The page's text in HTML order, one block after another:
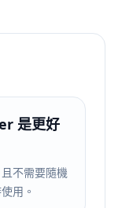
是更好
不需要隨機
用。